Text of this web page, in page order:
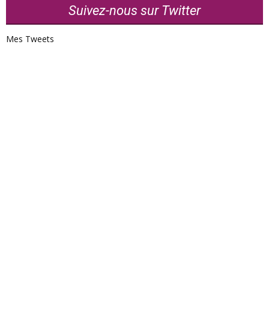
Suivez-nous sur Twitter
Mes Tweets